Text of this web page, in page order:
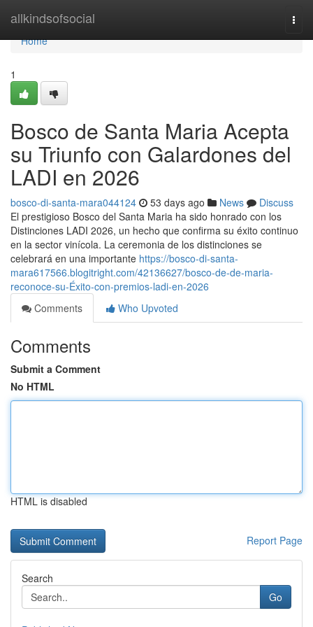
allkindsofsocial
Home
Home
1
Bosco de Santa Maria Acepta
su Triunfo con Galardones del
LADI en 2026
bosco-di-santa-mara044124 53 days ago News
Discuss
El prestigioso Bosco del Santa Maria ha sido honrado con los
Distinciones LADI 2026, un hecho que confirma su éxito continuo
en la sector vinícola. La ceremonia de los distinciones se
celebrará en una importante https://bosco-di-santa-
mara617566.blogitright.com/42136627/bosco-de-de-maria-
reconoce-su-Éxito-con-premios-ladi-en-2026
Comments
Who Upvoted
Comments
Submit a Comment
No HTML
HTML is disabled
Report Page
Search
Go